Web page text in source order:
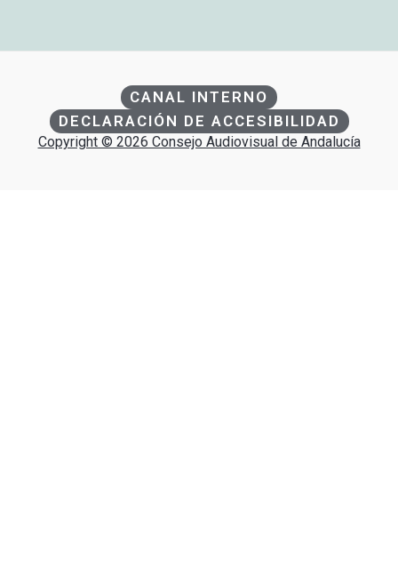
CANAL INTERNO
DECLARACIÓN DE ACCESIBILIDAD
Copyright © 2026 Consejo Audiovisual de Andalucía